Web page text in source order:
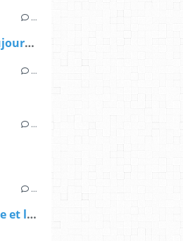
…
L'âme des migrants est-elle toujours Bleu-Océan
…
…
…
Blanche Neige, Proserpine, Alice et les autres